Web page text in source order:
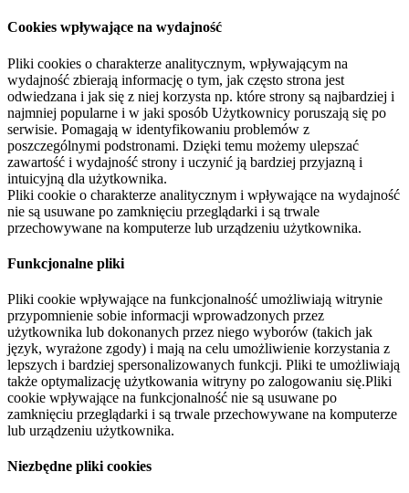
Cookies wpływające na wydajność
Pliki cookies o charakterze analitycznym, wpływającym na
wydajność zbierają informację o tym, jak często strona jest
odwiedzana i jak się z niej korzysta np. które strony są najbardziej i
najmniej popularne i w jaki sposób Użytkownicy poruszają się po
serwisie. Pomagają w identyfikowaniu problemów z
poszczególnymi podstronami. Dzięki temu możemy ulepszać
zawartość i wydajność strony i uczynić ją bardziej przyjazną i
intuicyjną dla użytkownika.
Pliki cookie o charakterze analitycznym i wpływające na wydajność
nie są usuwane po zamknięciu przeglądarki i są trwale
przechowywane na komputerze lub urządzeniu użytkownika.
Funkcjonalne pliki
Pliki cookie wpływające na funkcjonalność umożliwiają witrynie
przypomnienie sobie informacji wprowadzonych przez
użytkownika lub dokonanych przez niego wyborów (takich jak
język, wyrażone zgody) i mają na celu umożliwienie korzystania z
lepszych i bardziej spersonalizowanych funkcji. Pliki te umożliwiają
także optymalizację użytkowania witryny po zalogowaniu się.Pliki
cookie wpływające na funkcjonalność nie są usuwane po
zamknięciu przeglądarki i są trwale przechowywane na komputerze
lub urządzeniu użytkownika.
Niezbędne pliki cookies